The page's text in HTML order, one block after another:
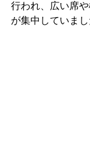
行われ、広い席
が集中していまし